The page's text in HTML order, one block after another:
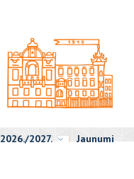
2026./2027. Jaunumi